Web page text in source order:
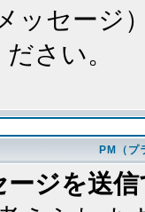
ッセージ
さい。
PM（プ
ジを送